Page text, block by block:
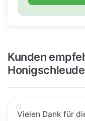
Kunden
Vielen Dank für